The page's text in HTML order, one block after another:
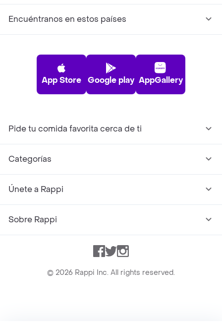
Encuéntranos en estos países
App Store Google play AppGallery
Pide tu comida favorita cerca de ti
Categorías
Únete a Rappi
Sobre Rappi
Facebook
TwitterInstagram
© 2026 Rappi Inc. All rights reserved.